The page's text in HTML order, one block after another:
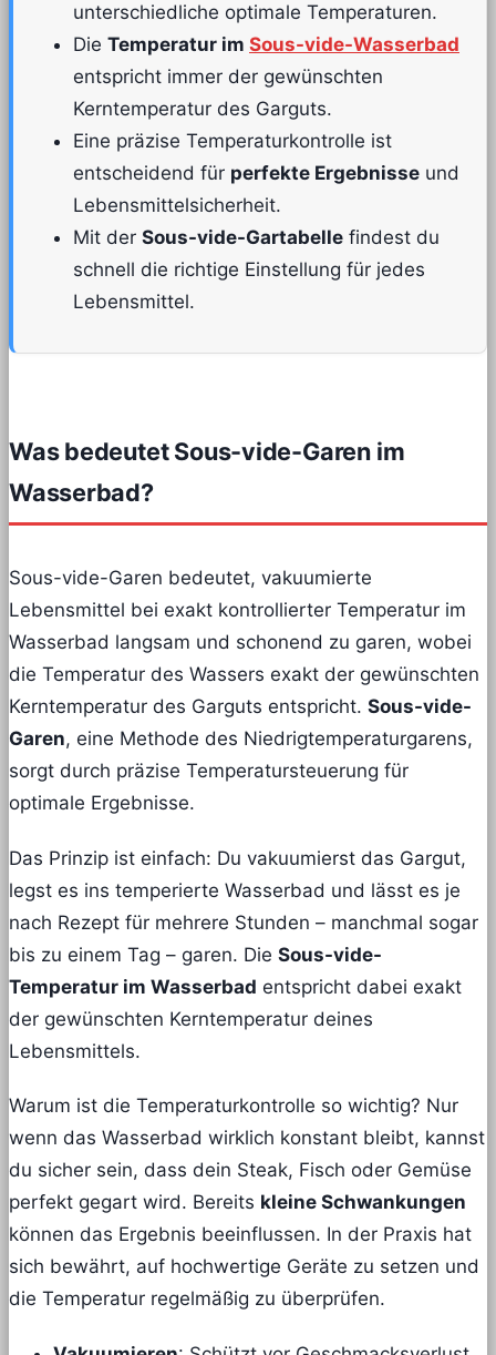
unterschiedliche optimale Temperaturen.
Die Temperatur im Sous-vide-Wasserbad
entspricht immer der gewünschten
Kerntemperatur des Garguts.
Eine präzise Temperaturkontrolle ist
entscheidend für perfekte Ergebnisse und
Lebensmittelsicherheit.
Mit der Sous-vide-Gartabelle findest du
schnell die richtige Einstellung für jedes
Lebensmittel.
Was bedeutet Sous-vide-Garen im
Wasserbad?
Sous-vide-Garen bedeutet, vakuumierte
Lebensmittel bei exakt kontrollierter Temperatur im
Wasserbad langsam und schonend zu garen, wobei
die Temperatur des Wassers exakt der gewünschten
Kerntemperatur des Garguts entspricht. Sous-vide-
Garen, eine Methode des Niedrigtemperaturgarens,
sorgt durch präzise Temperatursteuerung für
optimale Ergebnisse.
Das Prinzip ist einfach: Du vakuumierst das Gargut,
legst es ins temperierte Wasserbad und lässt es je
nach Rezept für mehrere Stunden – manchmal sogar
bis zu einem Tag – garen. Die Sous-vide-
Temperatur im Wasserbad entspricht dabei exakt
der gewünschten Kerntemperatur deines
Lebensmittels.
Warum ist die Temperaturkontrolle so wichtig? Nur
wenn das Wasserbad wirklich konstant bleibt, kannst
du sicher sein, dass dein Steak, Fisch oder Gemüse
perfekt gegart wird. Bereits kleine Schwankungen
können das Ergebnis beeinflussen. In der Praxis hat
sich bewährt, auf hochwertige Geräte zu setzen und
die Temperatur regelmäßig zu überprüfen.